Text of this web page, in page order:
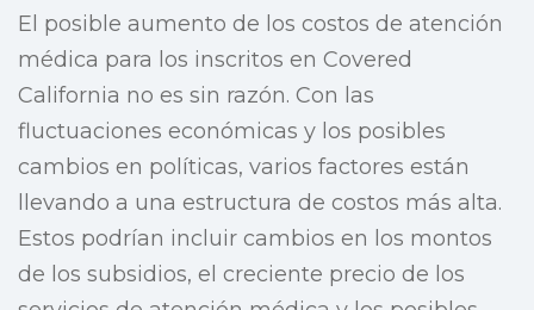
El posible aumento de los costos de atención
médica para los inscritos en Covered
California no es sin razón. Con las
fluctuaciones económicas y los posibles
cambios en políticas, varios factores están
llevando a una estructura de costos más alta.
Estos podrían incluir cambios en los montos
de los subsidios, el creciente precio de los